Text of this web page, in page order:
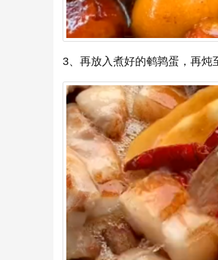
3、再放入煮好的鹌鹑蛋，再